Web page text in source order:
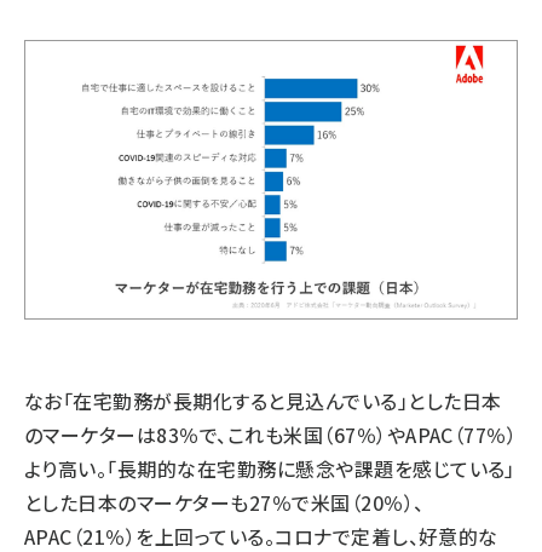
なお「在宅勤務が長期化すると見込んでいる」とした日本
のマーケターは83％で、これも米国（67％）やAPAC（77％）
より高い。「長期的な在宅勤務に懸念や課題を感じている」
とした日本のマーケターも27％で米国（20％）、
APAC（21％）を上回っている。コロナで定着し、好意的な